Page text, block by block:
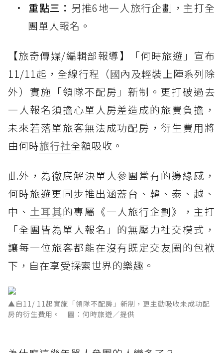
重點三： 另推6地一人旅行企劃，主打全
團單人報名。
【旅奇傳媒/編輯部報導】「何時旅遊」宣布
11/11起，全線行程（國內及輕裝上陣系列除
外）實施「領隊不配房」新制。更打破過去
一人報名須擔心單人房差造成的旅費負擔，
未來若落單旅客無法成功配房，衍生費用將
由何時旅行社全額吸收。
此外，為徹底解決單人參團常有的邊緣感，
何時旅遊更同步推出涵蓋台、韓、泰、越、
中、 土耳其的專屬《一人旅行企劃》，主打
「全團皆為單人報名」的無壓力社交模式，
讓每一位旅客都能在沒有既定交友圈的包袱
下，自在享受探索世界的樂趣。
▲自11/ 11起實施「領隊不配房」新制，更主動吸收未成功配
房的衍生費用。 圖：何時旅遊／提供